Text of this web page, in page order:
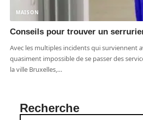
MAISON
Conseils pour trouver un
Avec les multiples incidents qui surviennent
quasiment impossible de se passer des
la ville Bruxelles,…
Recherche